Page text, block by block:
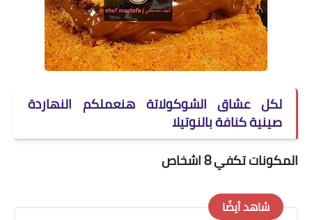
لكل عشاق الشوكولاتة هنعملكم النهاردة
صينية كنافة بالنوتيلا
المكونات تكفي 8 اشخاص
شاهد أيضًا